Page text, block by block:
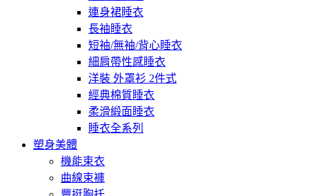
連身裙睡衣
長袖睡衣
短袖/無袖/背心睡衣
細肩帶性感睡衣
洋裝 外罩衫 2件式
經典棉質睡衣
柔滑緞面睡衣
睡衣全系列
塑身美體
機能束衣
曲線束褲